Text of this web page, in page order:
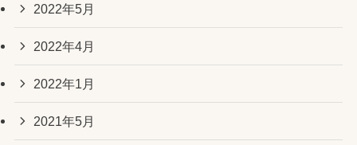
2022年5月
2022年4月
2022年1月
2021年5月